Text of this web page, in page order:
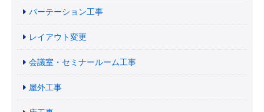
パーテーション工事
レイアウト変更
会議室・セミナールーム工事
屋外工事